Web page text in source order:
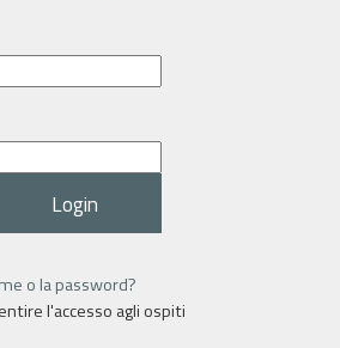
o la password?
l'accesso agli ospiti